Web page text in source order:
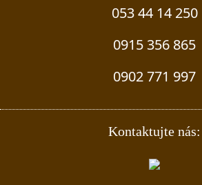
053 44 14 250
0915 356 865
0902 771 997
Kontaktujte nás: